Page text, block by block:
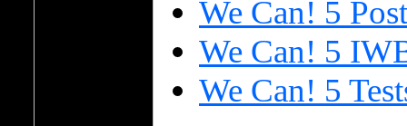
We Can! 5
We Can! 5
We Can! 5